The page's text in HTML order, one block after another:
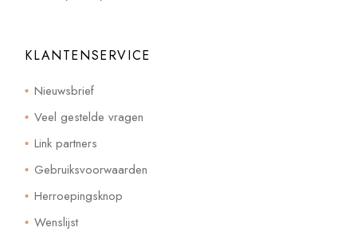
KLANTENSERVICE
Nieuwsbrief
Veel gestelde vragen
Link partners
Gebruiksvoorwaarden
Herroepingsknop
Wenslijst